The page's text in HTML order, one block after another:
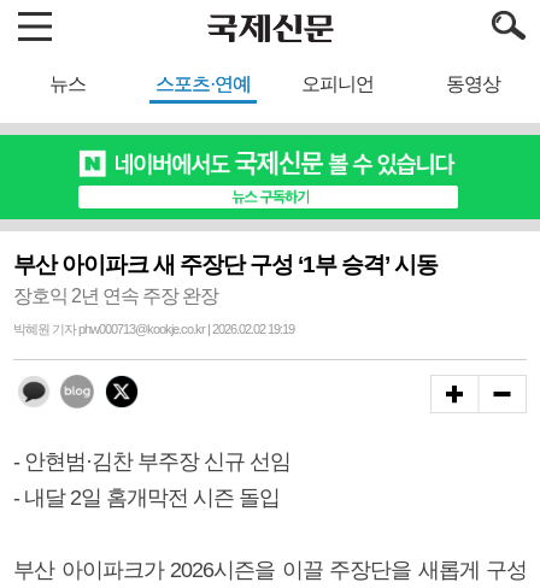
뉴스 스포츠·연예 오피니언 동영상
부산 아이파크 새 주장단 구성 ‘1부 승격’ 시동
장호익 2년 연속 주장 완장
박혜원 기자 phw000713@kookje.co.kr | 2026.02.02 19:19
- 안현범·김찬 부주장 신규 선임
- 내달 2일 홈개막전 시즌 돌입
부산 아이파크가 2026시즌을 이끌 주장단을 새롭게 구성